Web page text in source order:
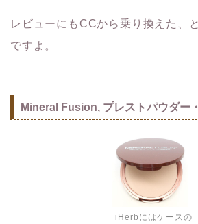
レビューにもCCから乗り換えた、
ですよ。
Mineral Fusion, プレストパウダー
iHerbにはケースの